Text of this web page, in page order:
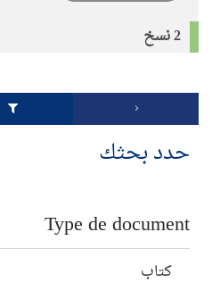
2 نسخ
حدد بحثك
Type de document
كتاب